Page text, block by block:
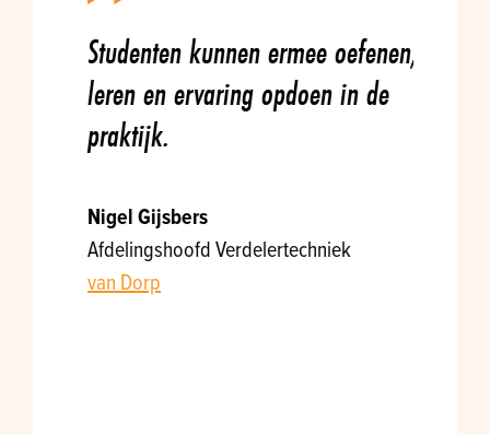
Studenten kunnen ermee oefenen,
leren en ervaring opdoen in de
praktijk.
Nigel Gijsbers
Afdelingshoofd Verdelertechniek
van Dorp